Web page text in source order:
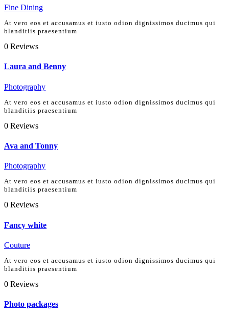
Fine Dining
At vero eos et accusamus et iusto odion dignissimos ducimus qui
blanditiis praesentium
0 Reviews
Laura and Benny
Photography
At vero eos et accusamus et iusto odion dignissimos ducimus qui
blanditiis praesentium
0 Reviews
Ava and Tonny
Photography
At vero eos et accusamus et iusto odion dignissimos ducimus qui
blanditiis praesentium
0 Reviews
Fancy white
Couture
At vero eos et accusamus et iusto odion dignissimos ducimus qui
blanditiis praesentium
0 Reviews
Photo packages